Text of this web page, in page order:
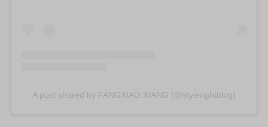
A post shared by FANGXIAO XIANG (@stylerightblog)